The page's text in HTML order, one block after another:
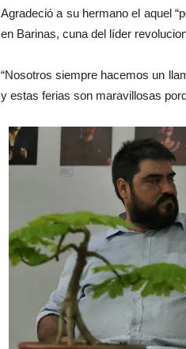
Agradeció a su hermano el aquel
en Barinas, cuna del líder
“Nosotros siempre hacemos un
y estas ferias son maravillosas